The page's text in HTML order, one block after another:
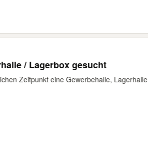
/ Lagerbox gesucht
Zeitpunkt eine Gewerbehalle, Lagerhalle